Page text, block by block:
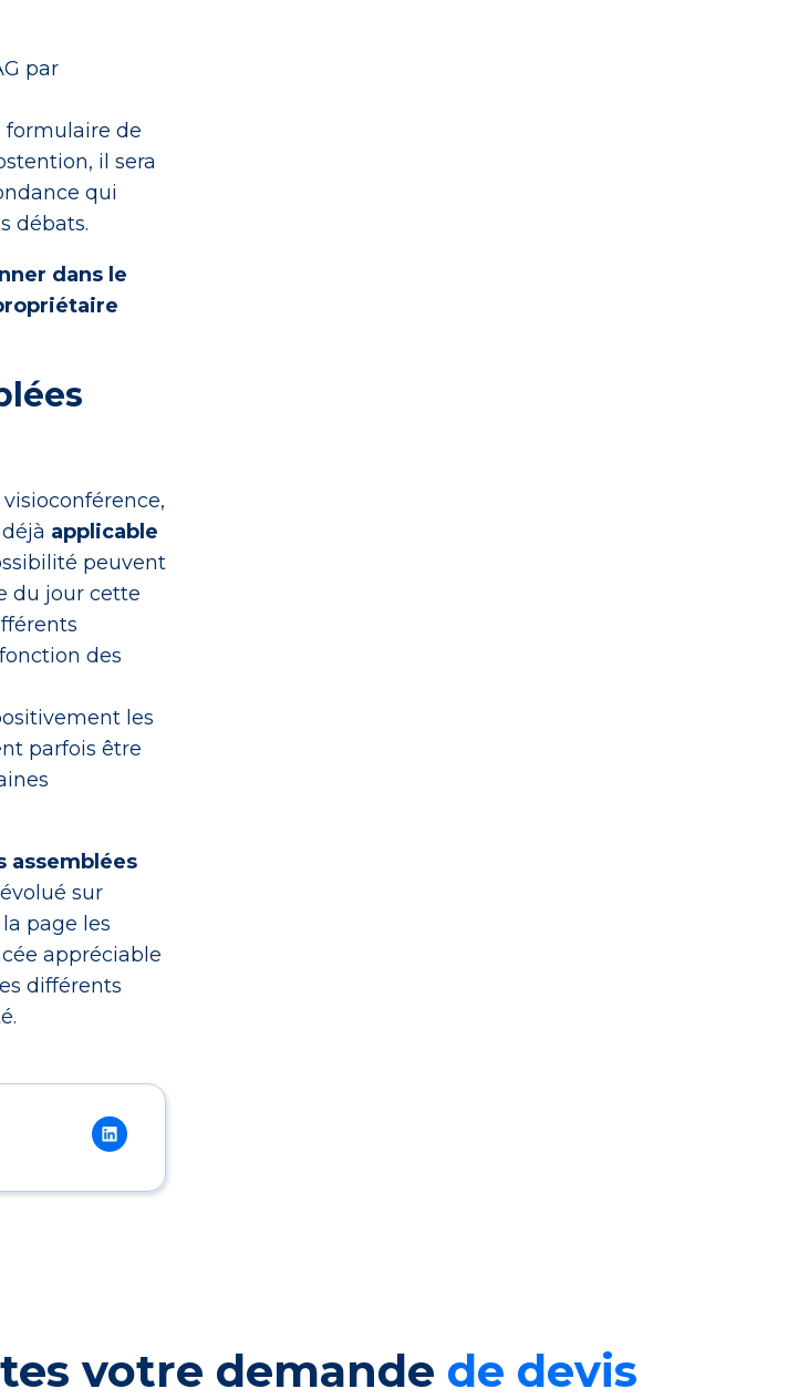
par
formulaire de
il sera
qui
débats.
dans le
applicable
peuvent
du jour cette
des
les
parfois être
assemblées
sur
page les
appréciable
différents
votre demande de devis